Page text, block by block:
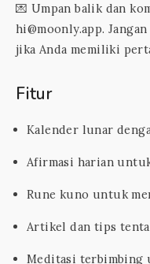
💌 Umpan balik dan
hi@moonly.app.
jika Anda memiliki
Fitur
Kalender lunar
Afirmasi harian
Rune kuno untuk
Artikel dan tips
Meditasi terbimbing